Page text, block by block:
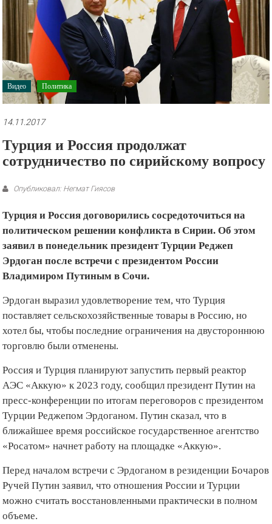
рекламные
ролики
презентации.
Видео Политика
14.11.2017
Турция и Россия продолжат
сотрудничество по сирийскому вопросу
Опубликовал: Негмат Гиясов
Турция и Россия договорились сосредоточиться на
политическом решении конфликта в Сирии. Об этом
заявил в понедельник президент Турции Реджеп
Эрдоган после встречи с президентом России
Владимиром Путиным в Сочи.
Эрдоган выразил удовлетворение тем, что Турция
поставляет сельскохозяйственные товары в Россию, но
хотел бы, чтобы последние ограничения на двустороннюю
торговлю были отменены.
Россия и Турция планируют запустить первый реактор
АЭС «Аккую» к 2023 году, сообщил президент Путин на
пресс-конференции по итогам переговоров с президентом
Турции Реджепом Эрдоганом. Путин сказал, что в
ближайшее время российское государственное агентство
«Росатом» начнет работу на площадке «Аккую».
Перед началом встречи с Эрдоганом в резиденции Бочаров
Ручей Путин заявил, что отношения России и Турции
можно считать восстановленными практически в полном
объеме.